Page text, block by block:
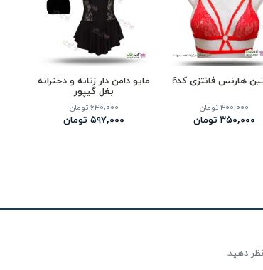
هارنس فانتزی کد6
۴۰۰,۰۰۰ تومان
۳۵۰,۰۰۰ تومان
مایو دامن دار زنانه و دخترانه
بغل گیپور
۶۴۰,۰۰۰ تومان
۵۹۷,۰۰۰ تومان
دهید.